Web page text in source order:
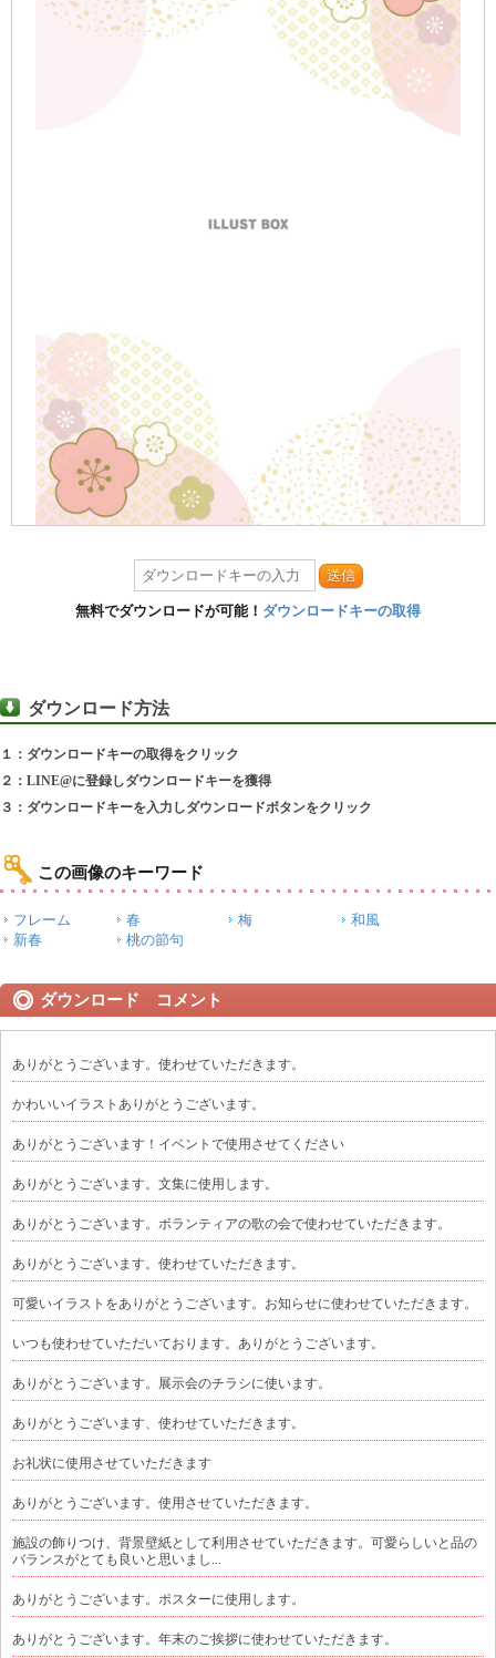
送信
無料でダウンロードが可能！ ダウンロードキーの取得
ダウンロード方法
１：ダウンロードキーの取得をクリック
２：LINE@に登録しダウンロードキーを獲得
３：ダウンロードキーを入力しダウンロードボタンをクリック
この画像のキーワード
フレーム 春 梅
和風
新春
桃の節句
ダウンロード コメント
ありがとうございます。使わせていただきます。
かわいいイラストありがとうございます。
ありがとうございます！イベントで使用させてください
ありがとうございます。文集に使用します。
ありがとうございます。ボランティアの歌の会で使わせていただきます。
ありがとうございます。使わせていただきます。
可愛いイラストをありがとうございます。お知らせに使わせていただきます。
いつも使わせていただいております。ありがとうございます。
ありがとうございます。展示会のチラシに使います。
ありがとうございます、使わせていただきます。
お礼状に使用させていただきます
ありがとうございます。使用させていただきます。
施設の飾りつけ、背景壁紙として利用させていただきます。可愛らしいと品の
バランスがとても良いと思いまし...
ありがとうございます。ポスターに使用します。
ありがとうございます。年末のご挨拶に使わせていただきます。